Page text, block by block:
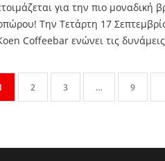
για την πιο μοναδική
Την Τετάρτη 17
Coffeebar ενώνει τις
που δεν μοιάζει με κανένα
στη Βασιλικών 2, ετοιμάσου να
2 3 … 9